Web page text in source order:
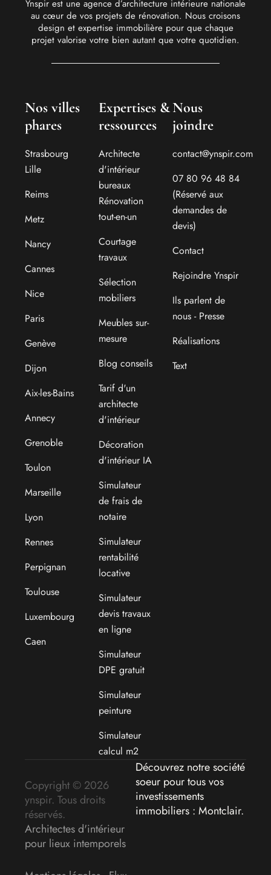
Ynspir est une agence d’architecture intérieure nationale
au cœur de vos projets de rénovation. Nous croisons
design et expertise immobilière pour que chaque
projet valorise votre bien autant que votre quotidien.
Nos villes
phares
Strasbourg
Lille
Reims
Metz
Nancy
Cannes
Nice
Paris
Genève
Dijon
Aix-les-Bains
Annecy
Grenoble
Toulon
Marseille
Lyon
Rennes
Perpignan
Toulouse
Luxembourg
Caen
Expertises &
ressources
Architecte
d'intérieur
bureaux
Rénovation
tout-en-un
Courtage
travaux
Sélection
mobiliers
Meubles sur-
mesure
Blog conseils
Tarif d'un
architecte
d'intérieur
Décoration
d'intérieur IA
Simulateur
de frais de
notaire
Simulateur
rentabilité
locative
Simulateur
devis travaux
en ligne
Simulateur
DPE gratuit
Simulateur
peinture
Simulateur
calcul m2
Nous
joindre
contact@ynspir.com
07 80 96 48 84
(Réservé aux
demandes de
devis)
Contact
Rejoindre Ynspir
Ils parlent de
nous - Presse
Réalisations
Text
Copyright © 2026
ynspir. Tous droits
réservés.
Architectes d'intérieur
pour lieux intemporels
Découvrez notre société
soeur pour tous vos
investissements
immobiliers : Montclair.